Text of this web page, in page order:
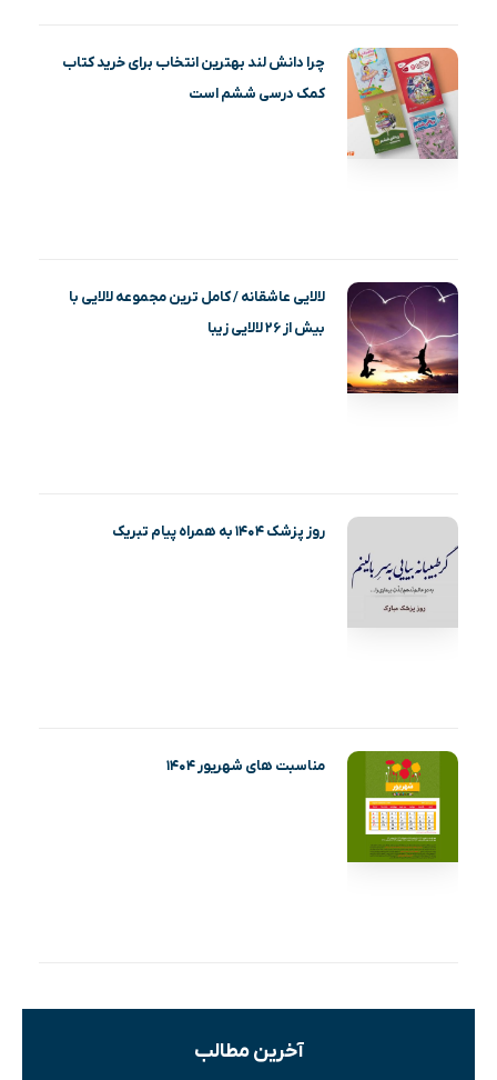
چرا دانش لند بهترین انتخاب برای خرید کتاب
کمک درسی ششم است
لالایی عاشقانه / کامل ترین مجموعه لالایی با
بیش از ۲۶ لالایی زیبا
روز پزشک ۱۴۰۴ به همراه پیام تبریک
مناسبت های شهریور ۱۴۰۴
آخرین مطالب